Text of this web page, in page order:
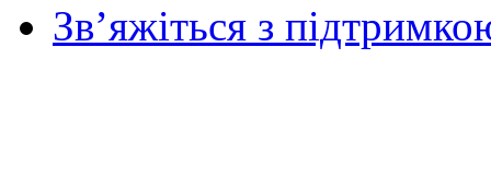
Зв’яжіться з